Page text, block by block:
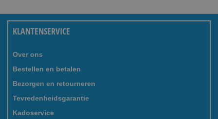
KLANTENSERVICE
Over ons
Bestellen en betalen
Bezorgen en retourneren
Tevredenheidsgarantie
Kadoservice